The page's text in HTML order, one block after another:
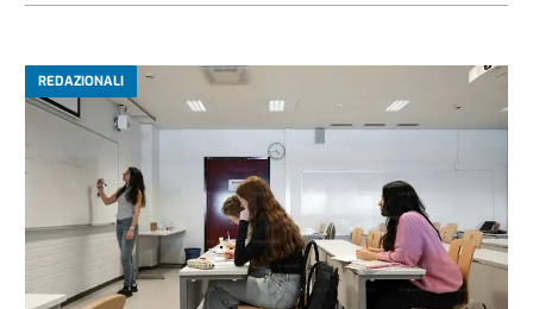
REDAZIONALI